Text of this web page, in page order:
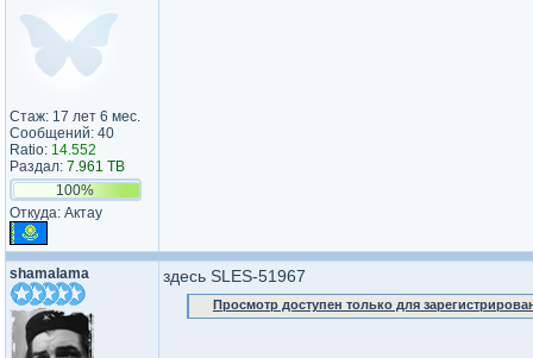
Стаж: 17 лет 6 мес.
Сообщений: 40
Ratio: 14.552
Раздал: 7.961 TB
100%
Откуда: Актау
shamalama здесь SLES-51967
Просмотр доступен только для